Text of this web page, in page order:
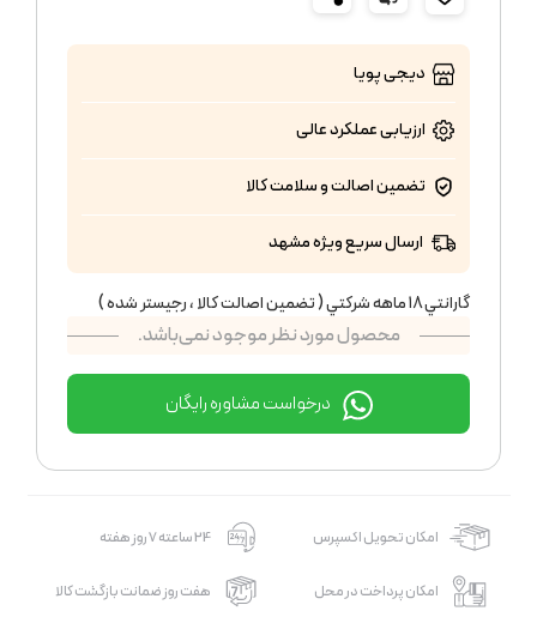
دیجی پویا
ارزیابی عملکردعالی
تضمین اصالت و سلامت کالا
ارسال سریع ویژه مشهد
گارانتي ١٨ ماهه شركتي ( تضمين اصالت كالا ، رجيستر شده )
محصول مورد نظر موجود نمی‌باشد.
درخواست مشاوره رایگان
امکان تحویل اکسپرس 24 ساعته 7 روز هفته
امکان پرداخت در محل هفت روز ضمانت بازگشت کالا